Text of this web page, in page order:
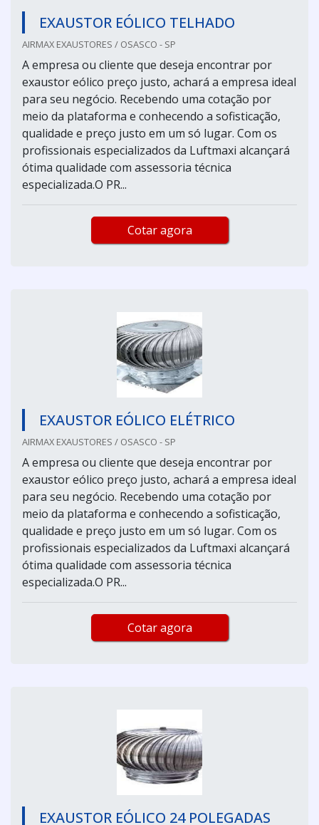
EXAUSTOR EÓLICO TELHADO
AIRMAX EXAUSTORES / OSASCO - SP
A empresa ou cliente que deseja encontrar por
exaustor eólico preço justo, achará a empresa ideal
para seu negócio. Recebendo uma cotação por
meio da plataforma e conhecendo a sofisticação,
qualidade e preço justo em um só lugar. Com os
profissionais especializados da Luftmaxi alcançará
ótima qualidade com assessoria técnica
especializada.O PR...
Cotar agora
EXAUSTOR EÓLICO ELÉTRICO
AIRMAX EXAUSTORES / OSASCO - SP
A empresa ou cliente que deseja encontrar por
exaustor eólico preço justo, achará a empresa ideal
para seu negócio. Recebendo uma cotação por
meio da plataforma e conhecendo a sofisticação,
qualidade e preço justo em um só lugar. Com os
profissionais especializados da Luftmaxi alcançará
ótima qualidade com assessoria técnica
especializada.O PR...
Cotar agora
EXAUSTOR EÓLICO 24 POLEGADAS